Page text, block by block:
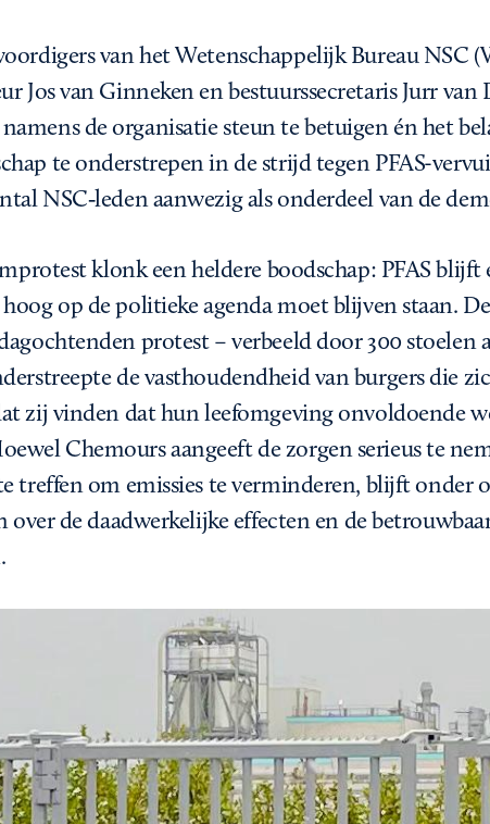
van het Wetenschappelijk Bureau NSC
Jos van Ginneken en bestuurssecretaris Jurr van
de organisatie steun te betuigen én het
te onderstrepen in de strijd tegen PFAS-
NSC‑leden aanwezig als onderdeel van de
klonk een heldere boodschap: PFAS blijft
op de politieke agenda moet blijven staan.
protest – verbeeld door 300 stoelen
de vasthoudendheid van burgers die
zij vinden dat hun leefomgeving onvoldoende
Chemours aangeeft de zorgen serieus te
treffen om emissies te verminderen, blijft onder
over de daadwerkelijke effecten en de